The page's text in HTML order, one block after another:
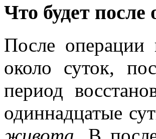
Что будет после
После операции
около суток,
период
одиннадцатые